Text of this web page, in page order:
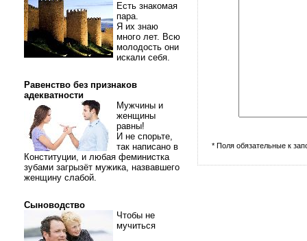
Есть знакомая
пара.
Я их знаю
много лет. Всю
молодость они
искали себя.
Равенство без признаков
адекватности
Мужчины и
женщины
равны!
И не спорьте,
так написано в
Конституции, и любая феминистка
зубами загрызёт мужика, назвавшего
женщину слабой.
Сыноводство
Чтобы не
мучиться
* Поля обязательные к